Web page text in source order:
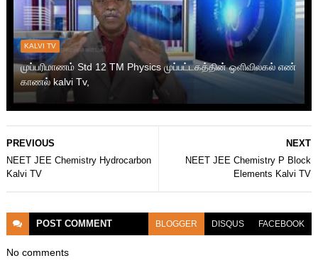
KALVI TV
முப்பரிமாணம் Std 12 TM Physics முப்பட்டகத்தின் ஒளிவிலகல் எண்
காணல் kalvi Tv,
NEXT
NEET JEE Chemistry P Block
Elements Kalvi TV
PREVIOUS
NEET JEE Chemistry Hydrocarbon
Kalvi TV
POST COMMENT BLOGGER DISQUS FACEBOOK
No comments